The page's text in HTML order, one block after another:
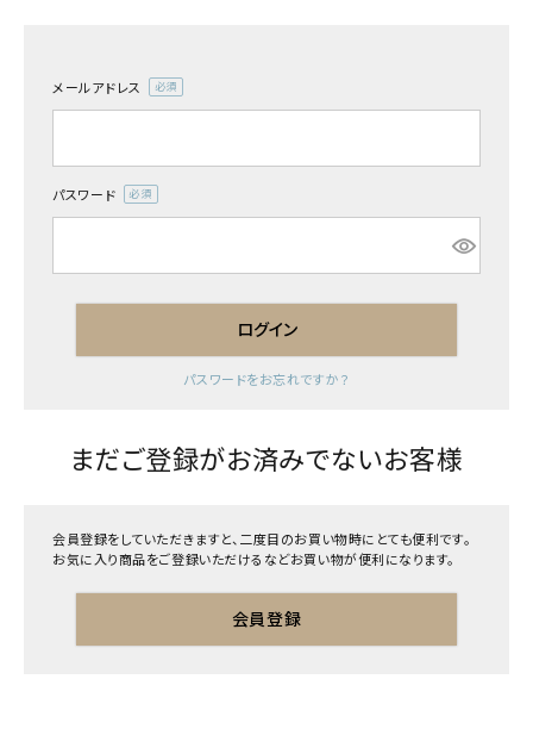
メールアドレス
パスワード
ログイン
パスワードをお忘れですか？
まだご登録がお済みでないお客様
会員登録をしていただきますと、二度目のお買い物時にとても便利です。
お気に入り商品をご登録いただけるなどお買い物が便利になります。
会員登録